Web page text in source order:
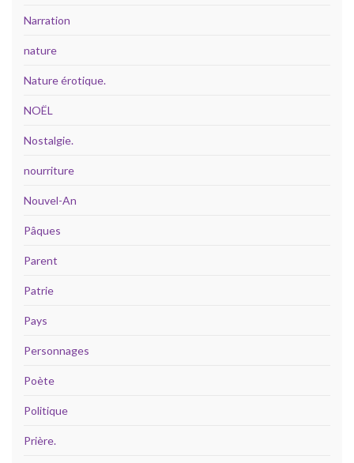
Narration
nature
Nature érotique.
NOËL
Nostalgie.
nourriture
Nouvel-An
Pâques
Parent
Patrie
Pays
Personnages
Poète
Politique
Prière.